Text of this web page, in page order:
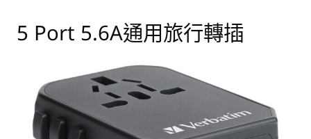
5 Port 5.6A通用旅行轉插
CD-R/RW光碟
固態硬盤
外置 SSD
滑鼠和鍵盤
集線器和適配器
手提電腦支架
電源充電
充電器
車用充電器
拖板/擴展插座
射燈
LED 驅動器
代理商
繁體中文